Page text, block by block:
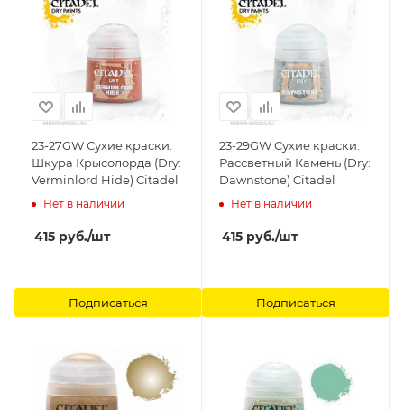
23-27GW Сухие краски:
Шкура Крысолорда (Dry:
Verminlord Hide) Citadel
Нет в наличии
415 руб./шт
Подписаться
23-29GW Сухие краски:
Рассветный Камень (Dry:
Dawnstone) Citadel
Нет в наличии
415 руб./шт
Подписаться